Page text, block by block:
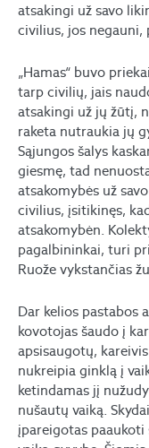
atsakingi už savo
civilius, jos negauni,
„Hamas“ buvo
tarp civilių, jais
atsakingi už jų žūtį,
raketa nutraukia jų
Sąjungos šalys
giesmę, tad
atsakomybės už
civilius, įsitikinęs,
atsakomybėn.
pagalbininkai, turi
Ruože vykstančias
Dar kelios pastabos
kovotojas šaudo į
apsisaugotų,
nukreipia ginklą į
ketindamas jį
nušautų vaiką.
įpareigotas